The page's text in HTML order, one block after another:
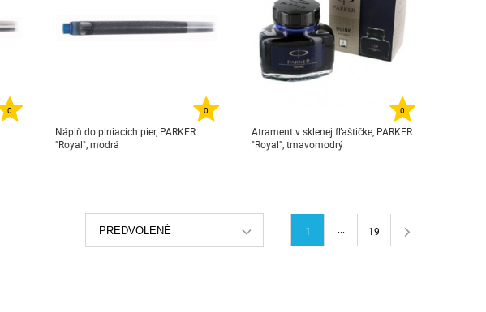
0 0
Náplň do plniacich pier, PARKER
"Royal", modrá
0
Atrament v sklenej fľaštičke, PARKER
"Royal", tmavomodrý
PREDVOLENÉ 1 19